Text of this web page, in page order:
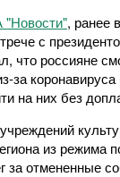
, ранее
с
что россияне
за
на них без
из режима
за отмененные